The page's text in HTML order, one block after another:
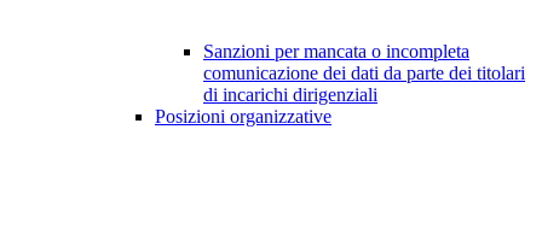
Sanzioni per mancata o incompleta
comunicazione dei dati da parte dei titolari
di incarichi dirigenziali
Posizioni organizzative